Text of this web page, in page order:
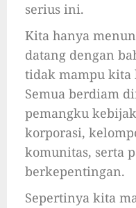
serius ini.
Kita hanya
datang dengan
tidak mampu
Semua berdiam
pemangku
korporasi,
komunitas, serta
berkepentingan.
Sepertinya kita